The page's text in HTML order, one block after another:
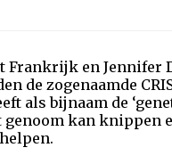
Frankrijk en Jennifer
de zogenaamde
als bijnaam de
genoom kan knippen